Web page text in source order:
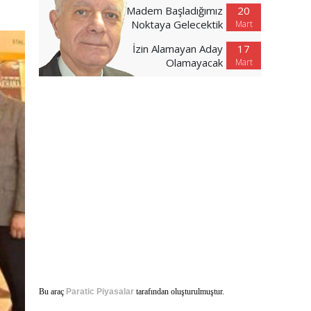
20
Mart
Madem Başladığımız
Noktaya Gelecektik
17
Mart
İzin Alamayan Aday
Olamayacak
Bu araç Paratic Piyasalar tarafından oluşturulmuştur.